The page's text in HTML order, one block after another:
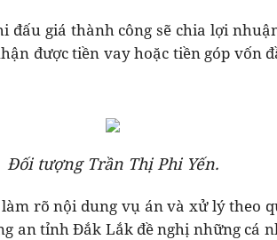
đấu giá thành công sẽ chia lợi
được tiền vay hoặc tiền góp vốn
Đối tượng Trần Thị Phi Yến.
rõ nội dung vụ án và xử lý theo
an tỉnh Đắk Lắk đề nghị những cá